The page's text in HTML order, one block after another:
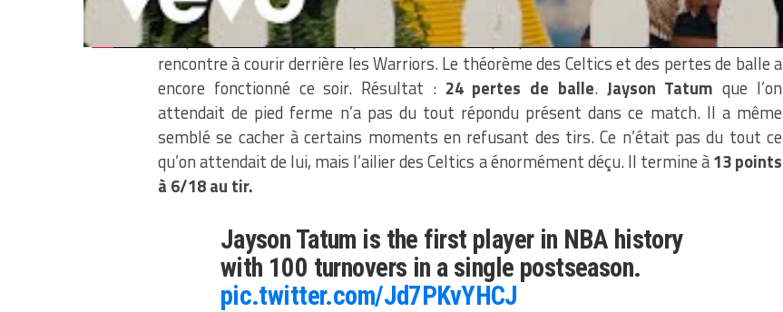
Finalement si on voulait résumer le match des Celtics,on pourrait le diviser en deux :
les premières minutes du premier quart-temps qu’ils ont dominé, puis le reste de la
rencontre à courir derrière les Warriors. Le théorème des Celtics et des pertes de balle a
encore fonctionné ce soir. Résultat : 24 pertes de balle. Jayson Tatum que l’on
attendait de pied ferme n’a pas du tout répondu présent dans ce match. Il a même
semblé se cacher à certains moments en refusant des tirs. Ce n’était pas du tout ce
qu’on attendait de lui, mais l’ailier des Celtics a énormément déçu. Il termine à13 points
à 6/18 au tir.
Jayson Tatum is the first player in NBA history
with 100 turnovers in a single postseason.
pic.twitter.com/Jd7PKvYHCJ